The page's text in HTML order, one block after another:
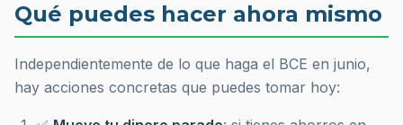
Qué puedes hacer ahora mismo
Independientemente de lo que haga el BCE en junio,
hay acciones concretas que puedes tomar hoy: